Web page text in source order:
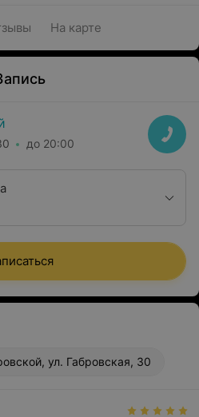
На карте
до 20:00
ул. Габровская, 30